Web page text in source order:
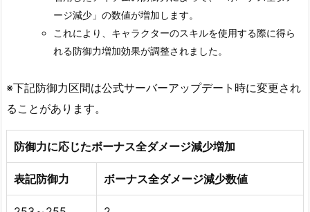
ージ減少」の数値が増加します。
これにより、キャラクターのスキルを使用する際に得ら
れる防御力増加効果が調整されました。
※下記防御力区間は公式サーバーアップデート時に変更され
ることがあります。
防御力に応じたボーナス全ダメージ減少増加
表記防御力 ボーナス全ダメージ減少数値